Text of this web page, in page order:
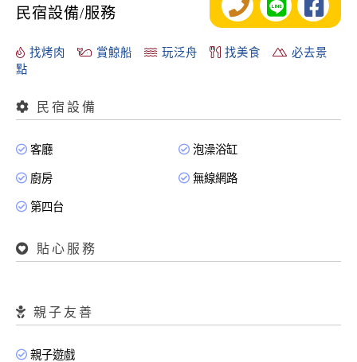
民宿設備/服務
找烤肉 賞鯨船 玩泛舟 找美食
必去景
點
民宿設備
客廳 泡澡浴缸
廚房 無線網路
第四台
貼心服務
親子友善
親子遊戲